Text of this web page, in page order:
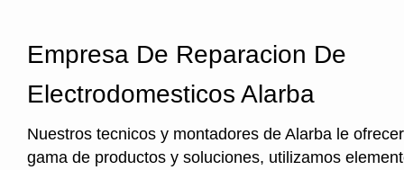
Empresa De Reparacion De
Electrodomesticos Alarba
Nuestros tecnicos y montadores de Alarba le
gama de productos y soluciones, utilizamos